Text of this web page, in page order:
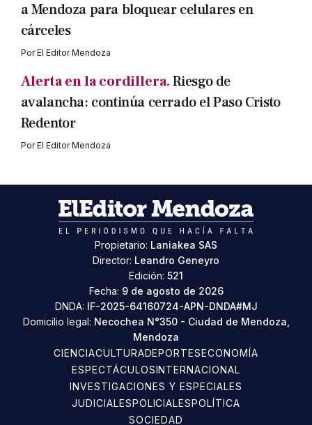
a Mendoza para bloquear celulares en
cárceles
PorEl Editor Mendoza
Alerta en la cordillera.Riesgo de
avalancha: continúa cerrado el Paso Cristo
Redentor
PorEl Editor Mendoza
Propietario: Laniakea SAS
Director: Leandro Geneyro
Edición: 521
Fecha: 9 de agosto de 2026
DNDA: IF-2025-64160724-APN-DNDA#MJ
Domicilio legal: Necochea N°350 - Ciudad de Mendoza,
Mendoza
CIENCIACULTURADEPORTESECONOMÍA
ESPECTÁCULOSINTERNACIONAL
INVESTIGACIONES Y ESPECIALES
JUDICIALESPOLICIALESPOLÍTICA
SOCIEDAD